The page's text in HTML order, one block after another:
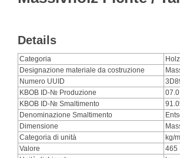
Details
Categoria
Designazione materiale da costruzione
Numero UUID
KBOB ID-№ Produzione
KBOB ID-№ Smaltimento
Denominazione Smaltimento
Dimensione
Categoria di unità
kg/m
Valore
465